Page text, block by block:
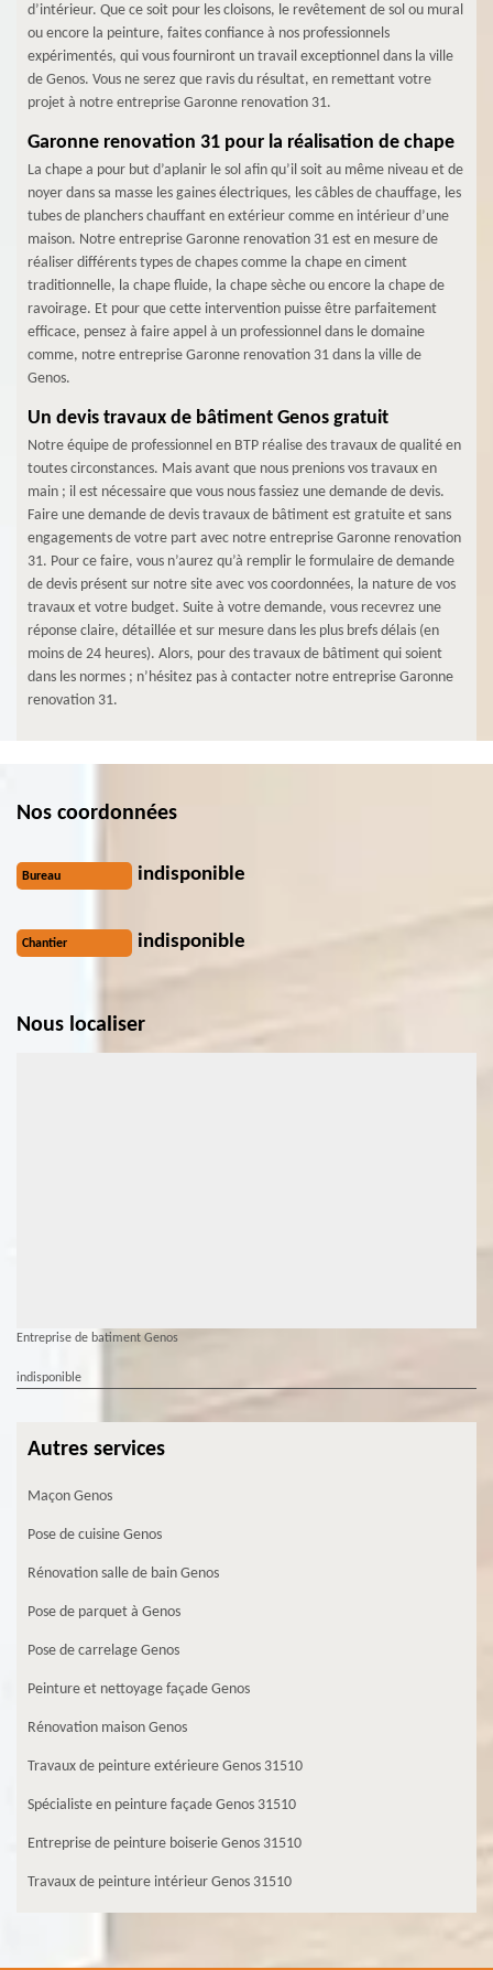
d’intérieur. Que ce soit pour les cloisons, le revêtement de sol ou mural
ou encore la peinture, faites confiance à nos professionnels
expérimentés, qui vous fourniront un travail exceptionnel dans la ville
de Genos. Vous ne serez que ravis du résultat, en remettant votre
projet à notre entreprise Garonne renovation 31.
Garonne renovation 31 pour la réalisation de chape
La chape a pour but d’aplanir le sol afin qu’il soit au même niveau et de
noyer dans sa masse les gaines électriques, les câbles de chauffage, les
tubes de planchers chauffant en extérieur comme en intérieur d’une
maison. Notre entreprise Garonne renovation 31 est en mesure de
réaliser différents types de chapes comme la chape en ciment
traditionnelle, la chape fluide, la chape sèche ou encore la chape de
ravoirage. Et pour que cette intervention puisse être parfaitement
efficace, pensez à faire appel à un professionnel dans le domaine
comme, notre entreprise Garonne renovation 31 dans la ville de
Genos.
Un devis travaux de bâtiment Genos gratuit
Notre équipe de professionnel en BTP réalise des travaux de qualité en
toutes circonstances. Mais avant que nous prenions vos travaux en
main ; il est nécessaire que vous nous fassiez une demande de devis.
Faire une demande de devis travaux de bâtiment est gratuite et sans
engagements de votre part avec notre entreprise Garonne renovation
31. Pour ce faire, vous n’aurez qu’à remplir le formulaire de demande
de devis présent sur notre site avec vos coordonnées, la nature de vos
travaux et votre budget. Suite à votre demande, vous recevrez une
réponse claire, détaillée et sur mesure dans les plus brefs délais (en
moins de 24 heures). Alors, pour des travaux de bâtiment qui soient
dans les normes ; n’hésitez pas à contacter notre entreprise Garonne
renovation 31.
Nos coordonnées
Bureau indisponible
Chantier indisponible
Nous localiser
Entreprise de batiment Genos
indisponible
Autres services
Maçon Genos
Pose de cuisine Genos
Rénovation salle de bain Genos
Pose de parquet à Genos
Pose de carrelage Genos
Peinture et nettoyage façade Genos
Rénovation maison Genos
Travaux de peinture extérieure Genos 31510
Spécialiste en peinture façade Genos 31510
Entreprise de peinture boiserie Genos 31510
Travaux de peinture intérieur Genos 31510